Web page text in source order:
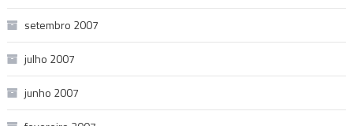
setembro 2007
julho 2007
junho 2007